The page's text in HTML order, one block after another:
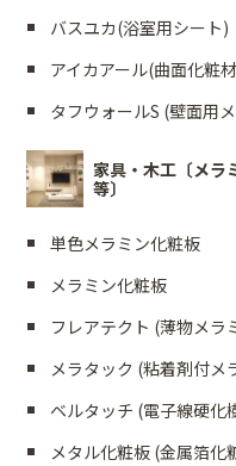
バスユカ(浴室用シート)
アイカアール(曲面化粧
タフウォールS (壁面用
家具・木工〔メラ
等〕
単色メラミン化粧板
メラミン化粧板
フレアテクト (薄物メラ
メラタック (粘着剤付メ
ベルタッチ (電子線硬化
メタル化粧板 (金属箔化